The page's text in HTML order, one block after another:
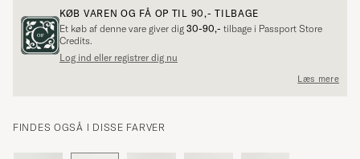
KØB VAREN OG FÅ OP TIL 90,- TILBAGE
Et køb af denne vare giver dig 30-90,- tilbage i Passport Store
Credits.
Log ind eller registrer dig nu
Læs mere
FINDES OGSÅ I DISSE FARVER